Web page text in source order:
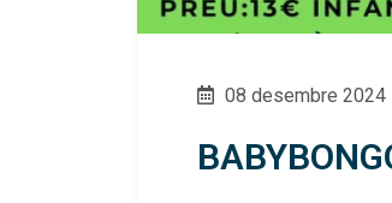
08 desembre 2024